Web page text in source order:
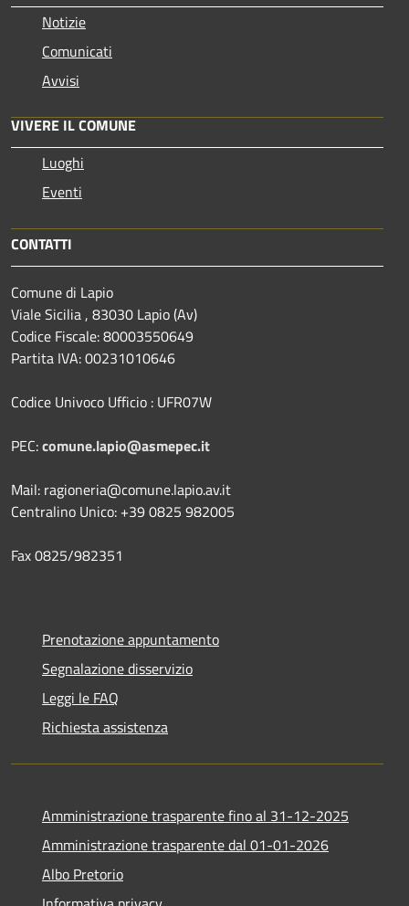
Notizie
Comunicati
Avvisi
VIVERE IL COMUNE
Luoghi
Eventi
CONTATTI
Comune di Lapio
Viale Sicilia , 83030 Lapio (Av)
Codice Fiscale: 80003550649
Partita IVA: 00231010646
Codice Univoco Ufficio : UFR07W
PEC:comune.lapio@asmepec.it
Mail: ragioneria@comune.lapio.av.it
Centralino Unico: +39 0825 982005
Fax 0825/982351
Prenotazione appuntamento
Segnalazione disservizio
Leggi le FAQ
Richiesta assistenza
Amministrazione trasparente fino al 31-12-2025
Amministrazione trasparente dal 01-01-2026
Albo Pretorio